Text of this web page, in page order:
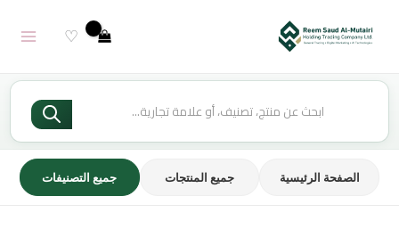
♡
Products
الصفحة الرئيسية جميع المنتجات جميع التصنيفات